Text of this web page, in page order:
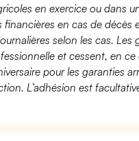
en exercice ou dans
en cas de décès
selon les cas. Les
et cessent, en
pour les garanties
L’adhésion est